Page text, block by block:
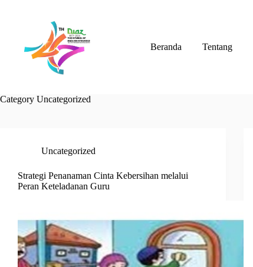
Beranda Tentang
Category Uncategorized
Uncategorized
Strategi Penanaman Cinta Kebersihan melalui
Peran Keteladanan Guru